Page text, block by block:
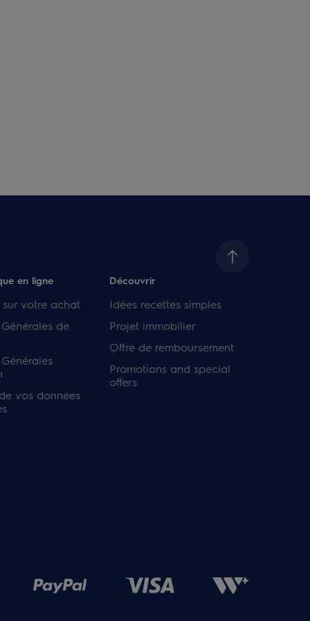
en ligne
votre achat
de
vos données
Découvrir
Idées recettes simples
Projet immobilier
Offre de remboursement
Promotions and special
offers